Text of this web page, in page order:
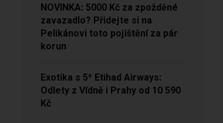
NOVINKA: 5000 Kč za zpožděné
zavazadlo? Přidejte si na
Pelikánovi toto pojištění za pár
korun
Exotika s 5* Etihad Airways:
Odlety z Vídně i Prahy od 10 590
Kč